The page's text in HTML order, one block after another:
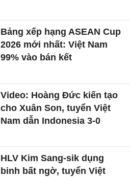
Bảng xếp hạng ASEAN Cup
2026 mới nhất: Việt Nam
99% vào bán kết
Video: Hoàng Đức kiến tạo
cho Xuân Son, tuyển Việt
Nam dẫn Indonesia 3-0
HLV Kim Sang-sik dụng
binh bất ngờ, tuyển Việt